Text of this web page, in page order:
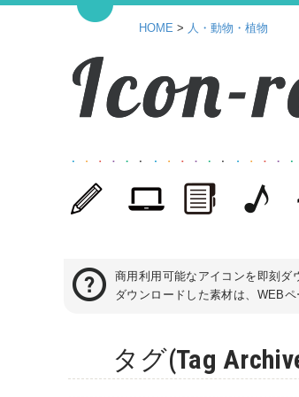
HOME > 人・動物・植物
商用利用可能なアイコンを即刻ダ
ダウンロードした素材は、WEB
タグ(Tag